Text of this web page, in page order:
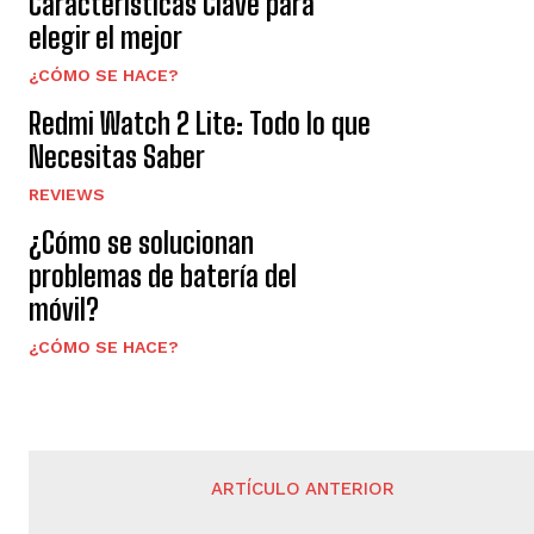
elegir el mejor
¿CÓMO SE HACE?
Redmi Watch 2 Lite: Todo lo que
Necesitas Saber
REVIEWS
¿Cómo se solucionan
problemas de batería del
móvil?
¿CÓMO SE HACE?
ARTÍCULO ANTERIOR